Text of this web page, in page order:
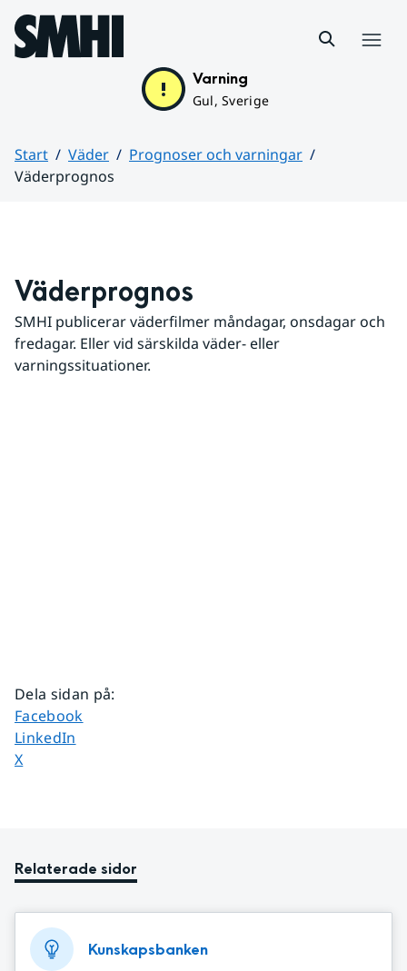
Hoppa till sidans innehåll
Varning
Gul, Sverige
Start Väder
Prognoser och varningar
Väderprognos
Väderprognos
SMHI publicerar väderfilmer måndagar, onsdagar och
fredagar. Eller vid särskilda väder- eller
varningssituationer.
Dela sidan på:
Dela sidan på
Facebook
Dela sidan på
LinkedIn
Dela sidan på
X
Relaterade sidor
Kunskapsbanken